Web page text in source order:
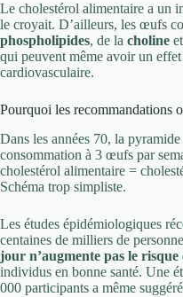
Le cholestérol alimentaire a un
le croyait. D’ailleurs, les œufs
phospholipides, de la choline
qui peuvent même avoir un
cardiovasculaire.
Pourquoi les recommandations
Dans les années 70, la
consommation à 3 œufs par
cholestérol alimentaire =
Schéma trop simpliste.
Les études épidémiologiques
centaines de milliers de
jour n’augmente pas le
individus en bonne santé. Une
000 participants a même